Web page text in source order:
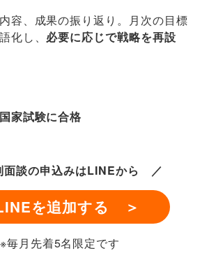
容、成果の振り返り。月次の目標
化し、 必要に応じで戦略を再設
家試験に合格
談の申込みはLINEから ／
を追加する ＞
※毎月先着5名限定です